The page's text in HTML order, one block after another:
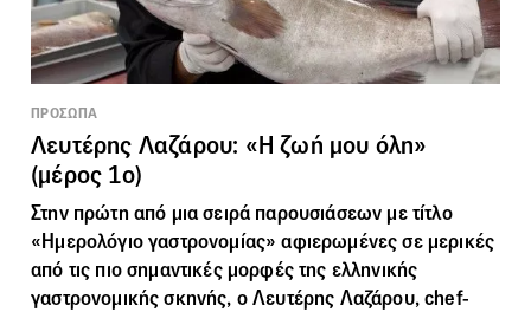
ΠΡΟΣΩΠΑ
Λευτέρης Λαζάρου: «Η ζωή μου όλη»
(μέρος 1ο)
Στην πρώτη από μια σειρά παρουσιάσεων με τίτλο
«Ημερολόγιο γαστρονομίας» αφιερωμένες σε μερικές
από τις πιο σημαντικές μορφές της ελληνικής
γαστρονομικής σκηνής, ο Λευτέρης Λαζάρου, chef-